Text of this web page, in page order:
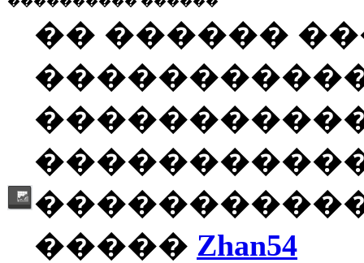
�� ������
����� Zhan54